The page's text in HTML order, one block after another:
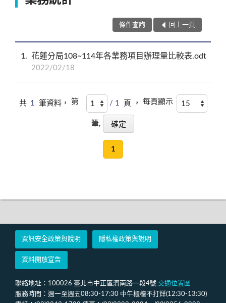
條件查詢 回上一頁
1 花蓮分局108~114年各業務項目辦理量比較表.odt
2022/02/18
共 1 筆資料， 第 / 1 頁 ， 每頁顯示
筆,
1
資訊安全政策與說明 隱私權政策與說明
資料開放宣告
聯絡地址：100026 臺北市中正區濟南路一段4號 交通位置圖
服務時間：週一至週五08:30-17:30 中午櫃檯不打烊(12:30-13:30)